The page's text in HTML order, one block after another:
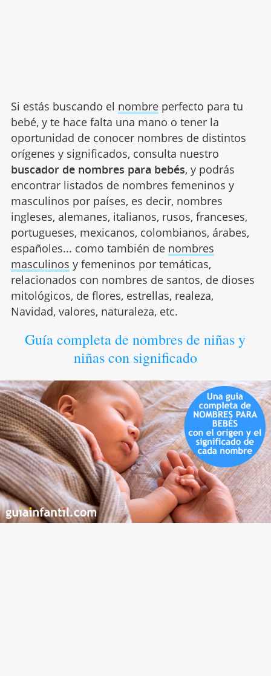
Si estás buscando el nombreperfecto para tu
bebé, y te hace falta una mano o tener la
oportunidad de conocer nombres de distintos
orígenes y significados, consulta nuestro
buscador de nombres para bebés, y podrás
encontrar listados de nombres femeninos y
masculinos por países, es decir, nombres
ingleses, alemanes, italianos, rusos, franceses,
portugueses, mexicanos, colombianos, árabes,
españoles... como también de nombres
masculinos y femeninos por temáticas,
relacionados con nombres de santos, de dioses
mitológicos, de flores, estrellas, realeza,
Navidad, valores, naturaleza, etc.
Guía completa de nombres de niñas y
niñas con significado